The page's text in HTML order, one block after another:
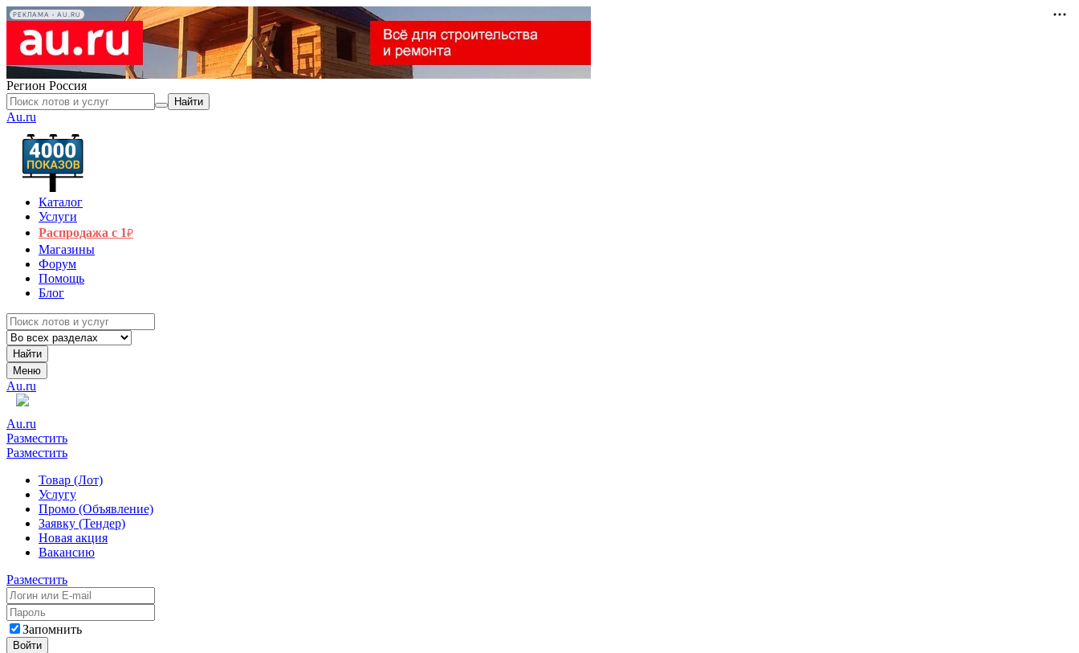
РЕКЛАМА • AU.RU
Регион Россия
Найти
Au.ru
Каталог
Услуги
Распродажа с 1₽
Магазины
Форум
Помощь
Блог
Найти
Меню
Au.ru
Au.ru
Разместить
Разместить
Товар (Лот)
Услугу
Промо (Объявление)
Заявку (Тендер)
Новая акция
Вакансию
Разместить
Запомнить
Войти